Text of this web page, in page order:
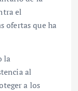
el
ofertas que ha
la
al
a los